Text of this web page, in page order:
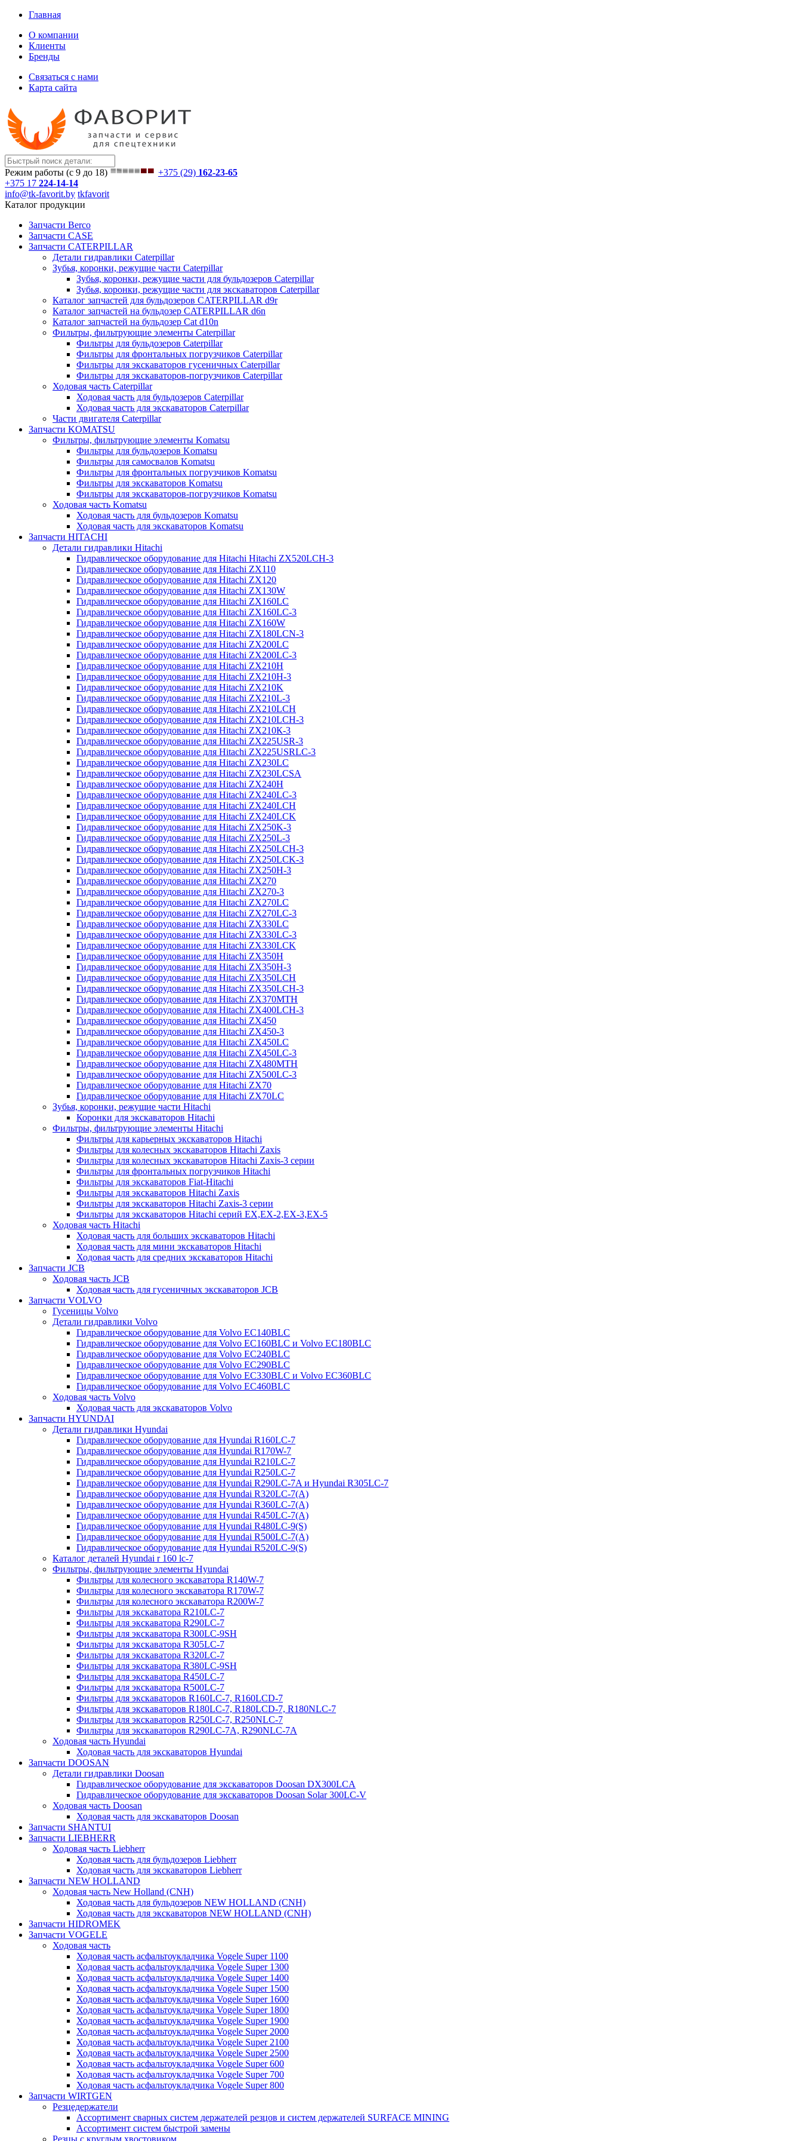
Главная
О компании
Клиенты
Бренды
Связаться с нами
Карта сайта
Режим работы (с 9 до 18) +375 (29) 162-23-65
+375 17 224-14-14
info@tk-favorit.by tkfavorit
Каталог продукции
Запчасти Berco
Запчасти CASE
Запчасти CATERPILLAR
Детали гидравлики Caterpillar
Зубья, коронки, режущие части Caterpillar
Зубья, коронки, режущие части для бульдозеров Caterpillar
Зубья, коронки, режущие части для экскаваторов Caterpillar
Каталог запчастей для бульдозеров CATERPILLAR d9r
Каталог запчастей на бульдозер CATERPILLAR d6n
Каталог запчастей на бульдозер Сat d10n
Фильтры, фильтрующие элементы Caterpillar
Фильтры для бульдозеров Caterpillar
Фильтры для фронтальных погрузчиков Caterpillar
Фильтры для экскаваторов гусеничных Caterpillar
Фильтры для экскаваторов-погрузчиков Caterpillar
Ходовая часть Caterpillar
Ходовая часть для бульдозеров Caterpillar
Ходовая часть для экскаваторов Caterpillar
Части двигателя Caterpillar
Запчасти KOMATSU
Фильтры, фильтрующие элементы Komatsu
Фильтры для бульдозеров Komatsu
Фильтры для самосвалов Komatsu
Фильтры для фронтальных погрузчиков Komatsu
Фильтры для экскаваторов Komatsu
Фильтры для экскаваторов-погрузчиков Komatsu
Ходовая часть Komatsu
Ходовая часть для бульдозеров Komatsu
Ходовая часть для экскаваторов Komatsu
Запчасти HITACHI
Детали гидравлики Hitachi
Гидравлическое оборудование для Hitachi Hitachi ZX520LCH-3
Гидравлическое оборудование для Hitachi ZX110
Гидравлическое оборудование для Hitachi ZX120
Гидравлическое оборудование для Hitachi ZX130W
Гидравлическое оборудование для Hitachi ZX160LC
Гидравлическое оборудование для Hitachi ZX160LC-3
Гидравлическое оборудование для Hitachi ZX160W
Гидравлическое оборудование для Hitachi ZX180LCN-3
Гидравлическое оборудование для Hitachi ZX200LC
Гидравлическое оборудование для Hitachi ZX200LC-3
Гидравлическое оборудование для Hitachi ZX210H
Гидравлическое оборудование для Hitachi ZX210H-3
Гидравлическое оборудование для Hitachi ZX210K
Гидравлическое оборудование для Hitachi ZX210L-3
Гидравлическое оборудование для Hitachi ZX210LCH
Гидравлическое оборудование для Hitachi ZX210LCH-3
Гидравлическое оборудование для Hitachi ZX210К-3
Гидравлическое оборудование для Hitachi ZX225USR-3
Гидравлическое оборудование для Hitachi ZX225USRLC-3
Гидравлическое оборудование для Hitachi ZX230LC
Гидравлическое оборудование для Hitachi ZX230LCSA
Гидравлическое оборудование для Hitachi ZX240H
Гидравлическое оборудование для Hitachi ZX240LC-3
Гидравлическое оборудование для Hitachi ZX240LCH
Гидравлическое оборудование для Hitachi ZX240LCK
Гидравлическое оборудование для Hitachi ZX250K-3
Гидравлическое оборудование для Hitachi ZX250L-3
Гидравлическое оборудование для Hitachi ZX250LCH-3
Гидравлическое оборудование для Hitachi ZX250LCK-3
Гидравлическое оборудование для Hitachi ZX250Н-3
Гидравлическое оборудование для Hitachi ZX270
Гидравлическое оборудование для Hitachi ZX270-3
Гидравлическое оборудование для Hitachi ZX270LC
Гидравлическое оборудование для Hitachi ZX270LC-3
Гидравлическое оборудование для Hitachi ZX330LC
Гидравлическое оборудование для Hitachi ZX330LC-3
Гидравлическое оборудование для Hitachi ZX330LCK
Гидравлическое оборудование для Hitachi ZX350H
Гидравлическое оборудование для Hitachi ZX350H-3
Гидравлическое оборудование для Hitachi ZX350LCH
Гидравлическое оборудование для Hitachi ZX350LCH-3
Гидравлическое оборудование для Hitachi ZX370MTH
Гидравлическое оборудование для Hitachi ZX400LCH-3
Гидравлическое оборудование для Hitachi ZX450
Гидравлическое оборудование для Hitachi ZX450-3
Гидравлическое оборудование для Hitachi ZX450LC
Гидравлическое оборудование для Hitachi ZX450LC-3
Гидравлическое оборудование для Hitachi ZX480MTH
Гидравлическое оборудование для Hitachi ZX500LC-3
Гидравлическое оборудование для Hitachi ZX70
Гидравлическое оборудование для Hitachi ZX70LC
Зубья, коронки, режущие части Hitachi
Коронки для экскаваторов Hitachi
Фильтры, фильтрующие элементы Hitachi
Фильтры для карьерных экскаваторов Hitachi
Фильтры для колесных экскаваторов Hitachi Zaxis
Фильтры для колесных экскаваторов Hitachi Zaxis-3 серии
Фильтры для фронтальных погрузчиков Hitachi
Фильтры для экскаваторов Fiat-Hitachi
Фильтры для экскаваторов Hitachi Zaxis
Фильтры для экскаваторов Hitachi Zaxis-3 серии
Фильтры для экскаваторов Hitachi серий EX,EX-2,EX-3,EX-5
Ходовая часть Hitachi
Ходовая часть для больших экскаваторов Hitachi
Ходовая часть для мини экскаваторов Hitachi
Ходовая часть для средних экскаваторов Hitachi
Запчасти JCB
Ходовая часть JCB
Ходовая часть для гусеничных экскаваторов JCB
Запчасти VOLVO
Гусеницы Volvo
Детали гидравлики Volvo
Гидравлическое оборудование для Volvo EC140BLC
Гидравлическое оборудование для Volvo EC160BLC и Volvo EC180BLC
Гидравлическое оборудование для Volvo EC240BLC
Гидравлическое оборудование для Volvo EC290BLC
Гидравлическое оборудование для Volvo EC330BLC и Volvo EC360BLC
Гидравлическое оборудование для Volvo EC460BLC
Ходовая часть Volvo
Ходовая часть для экскаваторов Volvo
Запчасти HYUNDAI
Детали гидравлики Hyundai
Гидравлическое оборудование для Hyundai R160LC-7
Гидравлическое оборудование для Hyundai R170W-7
Гидравлическое оборудование для Hyundai R210LC-7
Гидравлическое оборудование для Hyundai R250LC-7
Гидравлическое оборудование для Hyundai R290LC-7A и Hyundai R305LC-7
Гидравлическое оборудование для Hyundai R320LC-7(A)
Гидравлическое оборудование для Hyundai R360LC-7(A)
Гидравлическое оборудование для Hyundai R450LC-7(A)
Гидравлическое оборудование для Hyundai R480LC-9(S)
Гидравлическое оборудование для Hyundai R500LC-7(A)
Гидравлическое оборудование для Hyundai R520LC-9(S)
Каталог деталей Hyundai r 160 lc-7
Фильтры, фильтрующие элементы Hyundai
Фильтры для колесного экскаватора R140W-7
Фильтры для колесного экскаватора R170W-7
Фильтры для колесного экскаватора R200W-7
Фильтры для экскаватора R210LC-7
Фильтры для экскаватора R290LC-7
Фильтры для экскаватора R300LC-9SH
Фильтры для экскаватора R305LC-7
Фильтры для экскаватора R320LC-7
Фильтры для экскаватора R380LC-9SH
Фильтры для экскаватора R450LC-7
Фильтры для экскаватора R500LC-7
Фильтры для экскаваторов R160LC-7, R160LCD-7
Фильтры для экскаваторов R180LC-7, R180LCD-7, R180NLC-7
Фильтры для экскаваторов R250LC-7, R250NLC-7
Фильтры для экскаваторов R290LC-7A, R290NLC-7A
Ходовая часть Hyundai
Ходовая часть для экскаваторов Hyundai
Запчасти DOOSAN
Детали гидравлики Doosan
Гидравлическое оборудование для экскаваторов Doosan DX300LCA
Гидравлическое оборудование для экскаваторов Doosan Solar 300LC-V
Ходовая часть Doosan
Ходовая часть для экскаваторов Doosan
Запчасти SHANTUI
Запчасти LIEBHERR
Ходовая часть Liebherr
Ходовая часть для бульдозеров Liebherr
Ходовая часть для экскаваторов Liebherr
Запчасти NEW HOLLAND
Ходовая часть New Holland (CNH)
Ходовая часть для бульдозеров NEW HOLLAND (CNH)
Ходовая часть для экскаваторов NEW HOLLAND (CNH)
Запчасти HIDROMEK
Запчасти VOGELE
Ходовая часть
Ходовая часть асфальтоукладчика Vogele Super 1100
Ходовая часть асфальтоукладчика Vogele Super 1300
Ходовая часть асфальтоукладчика Vogele Super 1400
Ходовая часть асфальтоукладчика Vogele Super 1500
Ходовая часть асфальтоукладчика Vogele Super 1600
Ходовая часть асфальтоукладчика Vogele Super 1800
Ходовая часть асфальтоукладчика Vogele Super 1900
Ходовая часть асфальтоукладчика Vogele Super 2000
Ходовая часть асфальтоукладчика Vogele Super 2100
Ходовая часть асфальтоукладчика Vogele Super 2500
Ходовая часть асфальтоукладчика Vogele Super 600
Ходовая часть асфальтоукладчика Vogele Super 700
Ходовая часть асфальтоукладчика Vogele Super 800
Запчасти WIRTGEN
Резцедержатели
Ассортимент сварных систем держателей резцов и систем держателей SURFACE MINING
Ассортимент систем быстрой замены
Резцы с круглым хвостовиком